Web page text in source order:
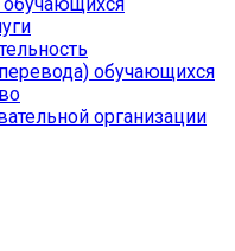
обучающихся
организации